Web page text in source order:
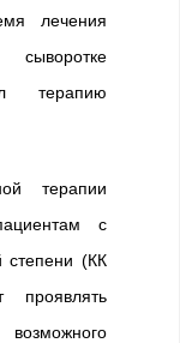
лечения
терапию
терапии
с
степени (КК